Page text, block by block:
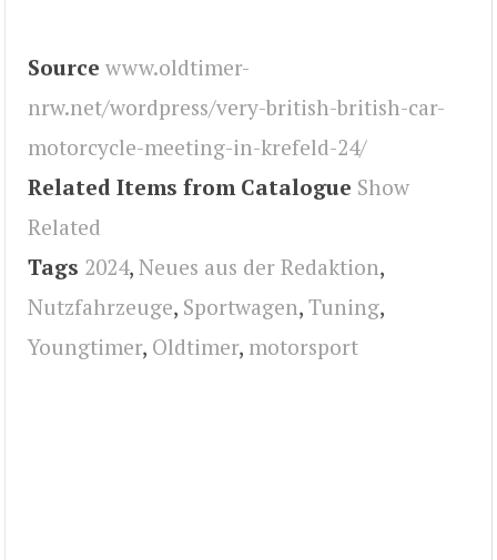
Source www.oldtimer-
nrw.net/wordpress/very-british-british-car-
motorcycle-meeting-in-krefeld-24/
Related Items from Catalogue Show
Related
Tags 2024, Neues aus der Redaktion,
Nutzfahrzeuge, Sportwagen, Tuning,
Youngtimer, Oldtimer, motorsport